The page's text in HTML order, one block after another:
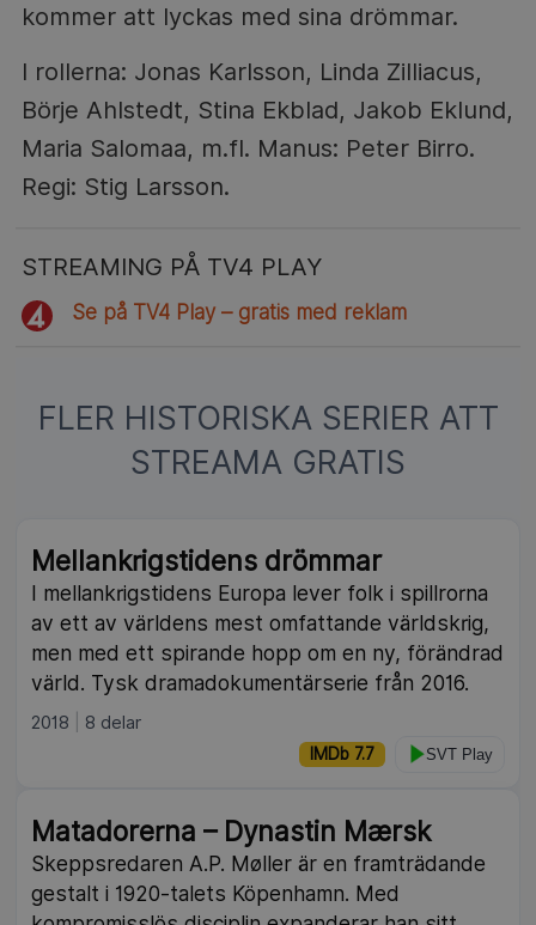
kommer att lyckas med sina drömmar.
I rollerna: Jonas Karlsson, Linda Zilliacus,
Börje Ahlstedt, Stina Ekblad, Jakob Eklund,
Maria Salomaa, m.fl. Manus: Peter Birro.
Regi: Stig Larsson.
STREAMING PÅ TV4 PLAY
Se på TV4 Play – gratis med reklam
FLER HISTORISKA SERIER ATT
STREAMA GRATIS
Mellankrigstidens drömmar
I mellankrigstidens Europa lever folk i spillrorna
av ett av världens mest omfattande världskrig,
men med ett spirande hopp om en ny, förändrad
värld. Tysk dramadokumentärserie från 2016.
2018 8 delar
IMDb 7.7 SVT Play
Matadorerna – Dynastin Mærsk
Skeppsredaren A.P. Møller är en framträdande
gestalt i 1920-talets Köpenhamn. Med